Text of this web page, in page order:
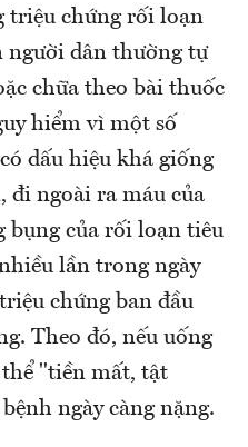
triệu chứng rối loạn
người dân thường tự
chữa theo bài thuốc
hiểm vì một số
dấu hiệu khá giống
đi ngoài ra máu của
bụng của rối loạn tiêu
lần trong ngày
chứng ban đầu
Theo đó, nếu uống
"tiền mất, tật
ngày càng nặng.